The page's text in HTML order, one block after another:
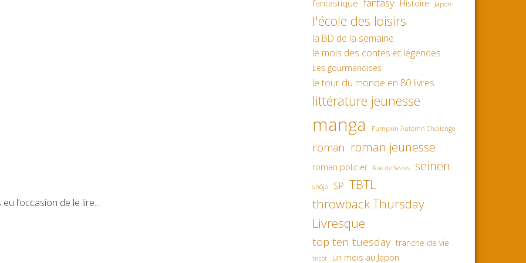
eu l’occasion de le lire…
fantastique Histoire Japon
l'école des loisirs
la BD de la semaine
le mois des contes et légendes
Les gourmandises
le tour du monde en 80 livres
littérature jeunesse
manga Pumpkin Automn Challenge
roman roman jeunesse
roman policier Rue de Sevres seinen
shôjo SP TBTL
throwback Thursday
Livresque
top ten tuesday tranche de vie
tricot un mois au Japon